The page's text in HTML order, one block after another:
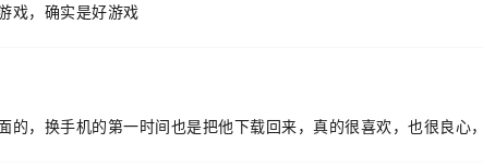
戏，确实是好游戏
，换手机的第一时间也是把他下载回来，真的很喜欢，也很良心，